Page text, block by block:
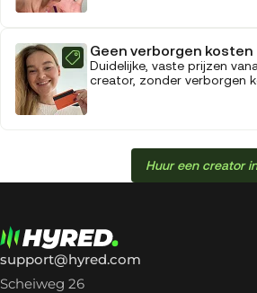
Geen verborgen kosten
Duidelijke, vaste prijzen
creator, zonder verborgen
Huur een creator in
support@hyred.com
Scheiweg 26